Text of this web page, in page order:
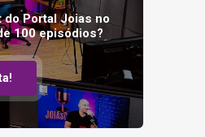
Portal Joias no
100 episódios?